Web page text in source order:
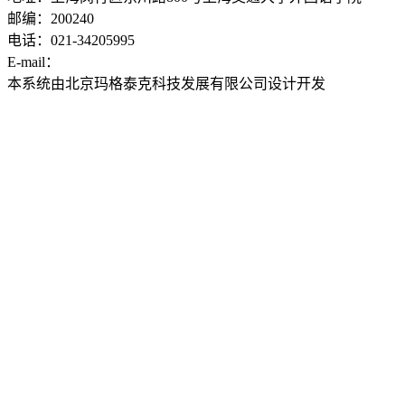
邮编：200240
电话：021-34205995
E-mail：
本系统由北京玛格泰克科技发展有限公司设计开发